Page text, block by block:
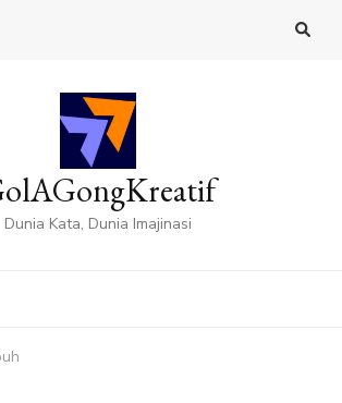
Dunia Kata, Dunia Imajinasi